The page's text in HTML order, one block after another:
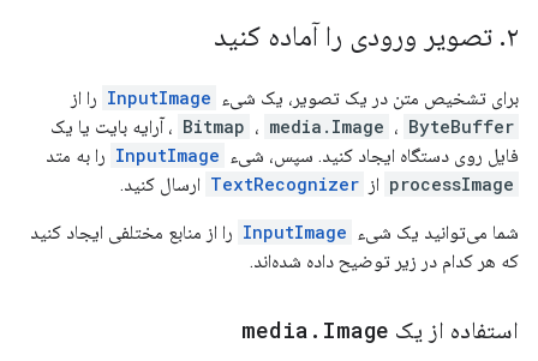
۲. تصویر ورودی را آماده کنید
برای تشخیص متن در یک تصویر، یک شیء InputImage را از
Bitmap ، media.Image ، ByteBuffer
، آرایه بایت یا یک
فایل روی دستگاه ایجاد کنید. سپس، شیء InputImage را به متد
processImage از TextRecognizer ارسال کنید.
شما می‌توانید یک شیء InputImage را از منابع مختلفی ایجاد کنید
که هر کدام در زیر توضیح داده شده‌اند.
استفاده از یک media . Image